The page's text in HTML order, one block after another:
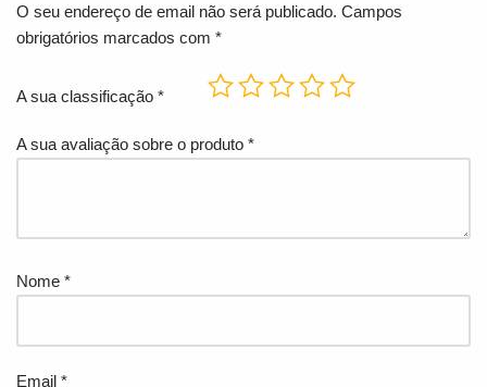
O seu endereço de email não será publicado. Campos
obrigatórios marcados com *
A sua classificação *
A sua avaliação sobre o produto *
Nome *
Email *